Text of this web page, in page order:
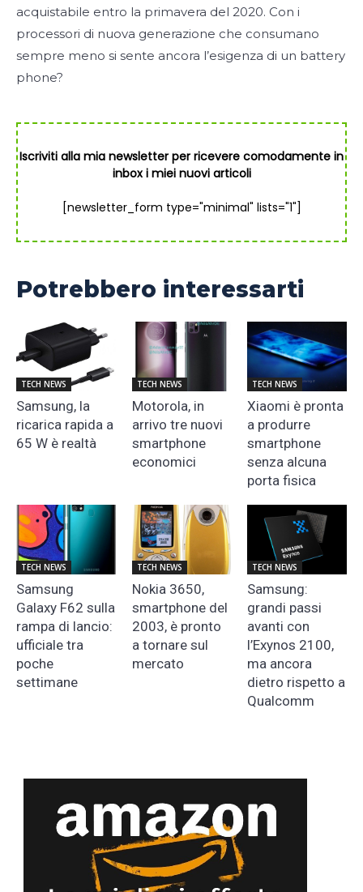
acquistabile entro la primavera del 2020. Con i
processori di nuova generazione che consumano
sempre meno si sente ancora l’esigenza di un battery
phone?
Iscriviti alla mia newsletter per ricevere comodamente in
inbox i miei nuovi articoli
[newsletter_form type="minimal" lists="1"]
Potrebbero interessarti
TECH NEWS
Samsung, la
ricarica rapida a
65 W è realtà
TECH NEWS
Motorola, in
arrivo tre nuovi
smartphone
economici
TECH NEWS
Xiaomi è pronta
a produrre
smartphone
senza alcuna
porta fisica
TECH NEWS
Samsung
Galaxy F62 sulla
rampa di lancio:
ufficiale tra
poche
settimane
TECH NEWS
Nokia 3650,
smartphone del
2003, è pronto
a tornare sul
mercato
TECH NEWS
Samsung:
grandi passi
avanti con
l’Exynos 2100,
ma ancora
dietro rispetto a
Qualcomm